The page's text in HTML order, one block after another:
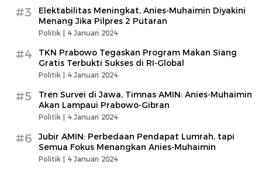
#3
Elektabilitas Meningkat, Anies-Muhaimin Diyakini
Menang Jika Pilpres 2 Putaran
Politik | 4 Januari 2024
#4
TKN Prabowo Tegaskan Program Makan Siang
Gratis Terbukti Sukses di RI-Global
Politik | 4 Januari 2024
#5
Tren Survei di Jawa, Timnas AMIN: Anies-Muhaimin
Akan Lampaui Prabowo-Gibran
Politik | 4 Januari 2024
#6
Jubir AMIN: Perbedaan Pendapat Lumrah, tapi
Semua Fokus Menangkan Anies-Muhaimin
Politik | 4 Januari 2024